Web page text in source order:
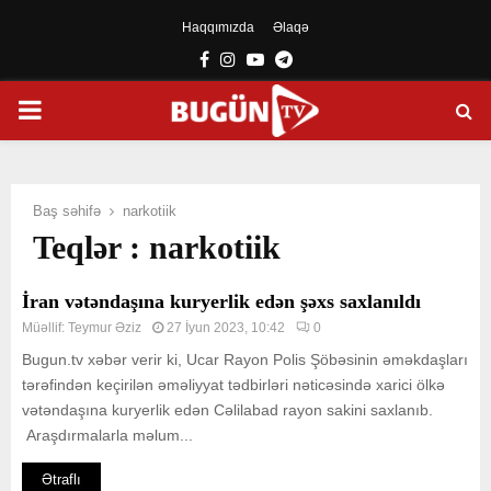
Haqqımızda Əlaqə
Facebook
Instagram
YoutubeTelegram
PRIMARY
Baş səhifə narkotiik
Teqlər : narkotiik
İran vətəndaşına kuryerlik edən şəxs saxlanıldı
Müəllif: Teymur Əziz 27 İyun 2023, 10:42 0
Bugun.tv xəbər verir ki, Ucar Rayon Polis Şöbəsinin əməkdaşları
tərəfindən keçirilən əməliyyat tədbirləri nəticəsində xarici ölkə
vətəndaşına kuryerlik edən Cəlilabad rayon sakini saxlanıb.
Araşdırmalarla məlum...
Ətraflı